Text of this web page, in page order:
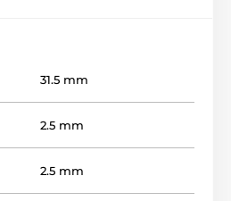
31.5 mm
2.5 mm
2.5 mm